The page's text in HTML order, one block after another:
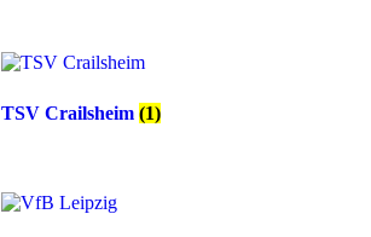
TSV Crailsheim (1)